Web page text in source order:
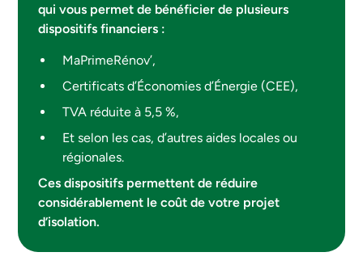
qui vous permet de bénéficier de plusieurs
dispositifs financiers :
MaPrimeRénov’,
Certificats d’Économies d’Énergie (CEE),
TVA réduite à 5,5 %,
Et selon les cas, d’autres aides locales ou
régionales.
Ces dispositifs permettent de réduire
considérablement le coût de votre projet
d’isolation.